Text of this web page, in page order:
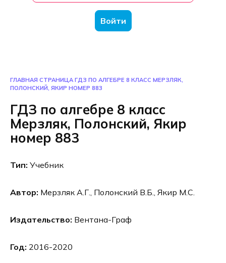
Войти
ГЛАВНАЯ СТРАНИЦА ГДЗ ПО АЛГЕБРЕ 8 КЛАСС МЕРЗЛЯК,
ПОЛОНСКИЙ, ЯКИР НОМЕР 883
ГДЗ по алгебре 8 класс
Мерзляк, Полонский, Якир
номер 883
Тип: Учебник
Автор: Мерзляк А.Г., Полонский В.Б., Якир М.С.
Издательство: Вентана-Граф
Год: 2016-2020